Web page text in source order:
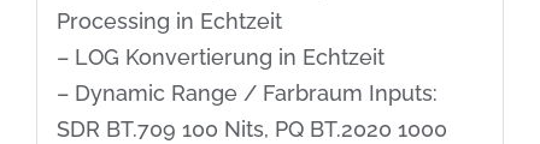
Processing in Echtzeit
– LOG Konvertierung in Echtzeit
– Dynamic Range / Farbraum Inputs:
SDR BT.709 100 Nits, PQ BT.2020 1000